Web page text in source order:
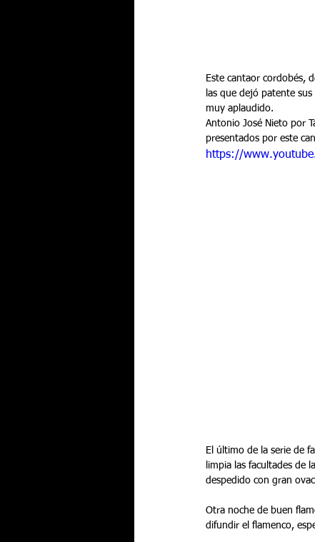
Este cantaor cordobés,
las que dejó patente
muy aplaudido.
Antonio José Nieto por
presentados por este
https://
El último de la serie de
limpia las facultades de
despedido con gran
Otra noche de buen
difundir el flamenco,